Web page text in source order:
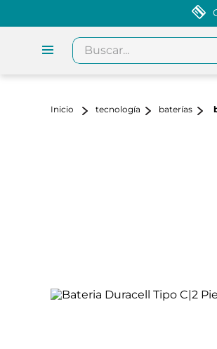
Buscar...
tecnología baterías